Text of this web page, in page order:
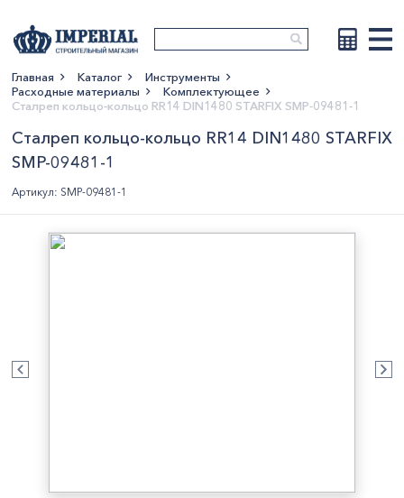
Показать больше
Главная Каталог
Инструменты
Расходные материалы
Комплектующее
Сталреп кольцо-кольцо RR14 DIN1480 STARFIX SMP-09481-1
Сталреп кольцо-кольцо RR14 DIN1480 STARFIX
SMP-09481-1
Артикул: SMP-09481-1